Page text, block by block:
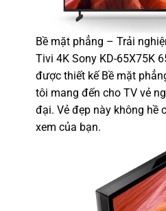
Bề mặt phẳng – Trải
Tivi 4K Sony KD-65X75K
được thiết kế Bề mặt
tôi mang đến cho TV vẻ
đại. Vẻ đẹp này không hề
xem của bạn.